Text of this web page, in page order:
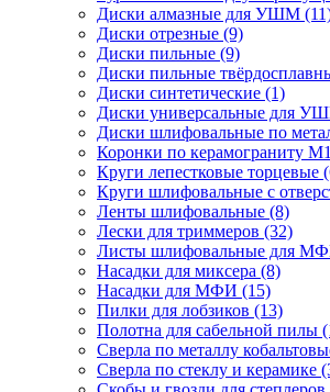
Диски алмазные для УШМ
Диски отрезные (9)
Диски пильные (9)
Диски пильные
Диски синтетические (1)
Диски универсальные для
Диски шлифовальные по
Коронки по керамограниту
Круги лепестковые торцевые
Круги шлифовальные с
Ленты шлифовальные (8)
Лески для триммеров (32)
Листы шлифовальные для
Насадки для миксера (8)
Насадки для МФИ (15)
Пилки для лобзиков (13)
Полотна для сабельной пилы
Сверла по металлу
Сверла по стеклу и керамике